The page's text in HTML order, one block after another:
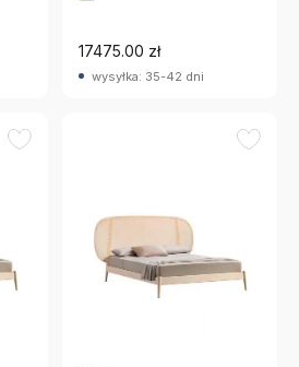
17475.00 zł
wysyłka: 35-42 dni